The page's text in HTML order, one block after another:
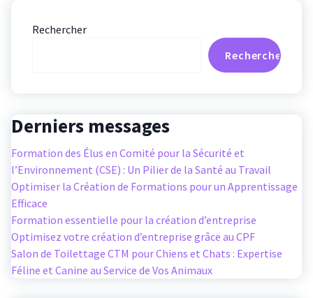
Rechercher
Rechercher
Derniers messages
Formation des Élus en Comité pour la Sécurité et
l’Environnement (CSE) : Un Pilier de la Santé au Travail
Optimiser la Création de Formations pour un Apprentissage
Efficace
Formation essentielle pour la création d’entreprise
Optimisez votre création d’entreprise grâce au CPF
Salon de Toilettage CTM pour Chiens et Chats : Expertise
Féline et Canine au Service de Vos Animaux